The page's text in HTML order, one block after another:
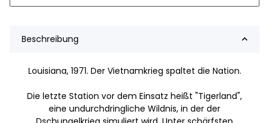
Beschreibung
Louisiana, 1971. Der Vietnamkrieg spaltet die Nation.
Die letzte Station vor dem Einsatz heißt "Tigerland",
eine undurchdringliche Wildnis, in der der